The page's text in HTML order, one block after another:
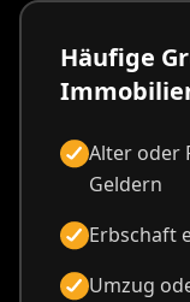
Häufige
Alter oder
Geldern
Erbschaft
Umzug